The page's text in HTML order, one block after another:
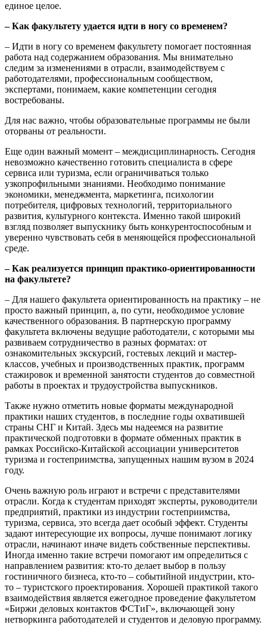
единое целое.
– Как факультету удается идти в ногу со временем?
– Идти в ногу со временем факультету помогает постоянная
работа над содержанием образования. Мы внимательно
следим за изменениями в отрасли, взаимодействуем с
работодателями, профессиональным сообществом,
экспертами, понимаем, какие компетенции сегодня
востребованы.
Для нас важно, чтобы образовательные программы не были
оторваны от реальности.
Еще один важный момент – междисциплинарность. Сегодня
невозможно качественно готовить специалиста в сфере
сервиса или туризма, если ограничиваться только
узкопрофильными знаниями. Необходимо понимание
экономики, менеджмента, маркетинга, психологии
потребителя, цифровых технологий, территориального
развития, культурного контекста. Именно такой широкий
взгляд позволяет выпускнику быть конкурентоспособным и
уверенно чувствовать себя в меняющейся профессиональной
среде.
– Как реализуется принцип практико-ориентированности
на факультете?
– Для нашего факультета ориентированность на практику – не
просто важный принцип, а, по сути, необходимое условие
качественного образования. В партнерскую программу
факультета включены ведущие работодатели, с которыми мы
развиваем сотрудничество в разных форматах: от
ознакомительных экскурсий, гостевых лекций и мастер-
классов, учебных и производственных практик, программ
стажировок и временной занятости студентов до совместной
работы в проектах и трудоустройства выпускников.
Также нужно отметить новые форматы международной
практики наших студентов, в последние годы охватившей
страны СНГ и Китай. Здесь мы надеемся на развитие
практической подготовки в формате обменных практик в
рамках Российско-Китайской ассоциации университетов
туризма и гостеприимства, запущенных нашим вузом в 2024
году.
Очень важную роль играют и встречи с представителями
отрасли. Когда к студентам приходят эксперты, руководители
предприятий, практики из индустрии гостеприимства,
туризма, сервиса, это всегда дает особый эффект. Студенты
задают интересующие их вопросы, лучше понимают логику
отрасли, начинают иначе видеть собственные перспективы.
Иногда именно такие встречи помогают им определиться с
направлением развития: кто-то делает выбор в пользу
гостиничного бизнеса, кто-то – событийной индустрии, кто-
то – туристского проектирования. Хорошей практикой такого
взаимодействия является ежегодное проведение факультетом
«Биржи деловых контактов ФСТиГ», включающей зону
нетворкинга работодателей и студентов и деловую программу.